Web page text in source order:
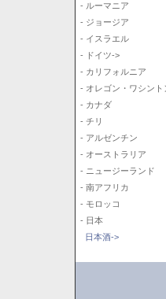
- ルーマニア
- ジョージア
- イスラエル
- ドイツ->
- カリフォルニア
- オレゴン・ワシント
- カナダ
- チリ
- アルゼンチン
- オーストラリア
- ニュージーランド
- 南アフリカ
- モロッコ
- 日本
日本酒->